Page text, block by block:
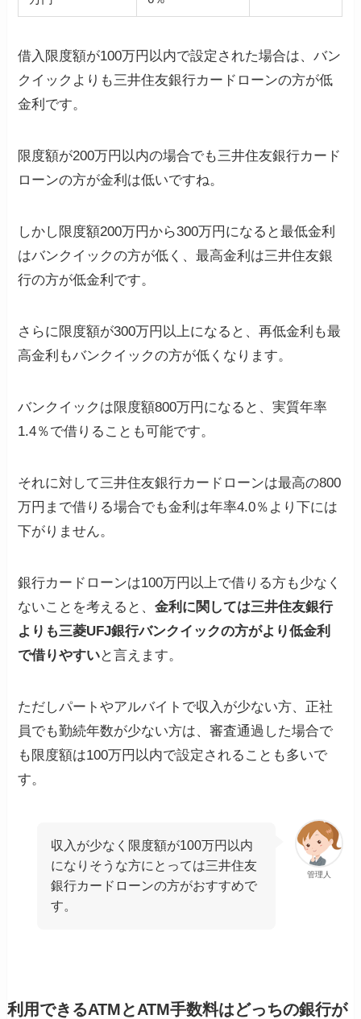
借入限度額が100万円以内で設定された場合は、バン
クイックよりも三井住友銀行カードローンの方が低
金利です。
限度額が200万円以内の場合でも三井住友銀行カード
ローンの方が金利は低いですね。
しかし限度額200万円から300万円になると最低金利
はバンクイックの方が低く、最高金利は三井住友銀
行の方が低金利です。
さらに限度額が300万円以上になると、再低金利も最
高金利もバンクイックの方が低くなります。
バンクイックは限度額800万円になると、実質年率
1.4％で借りることも可能です。
それに対して三井住友銀行カードローンは最高の800
万円まで借りる場合でも金利は年率4.0％より下には
下がりません。
銀行カードローンは100万円以上で借りる方も少なく
ないことを考えると、金利に関しては三井住友銀行
よりも三菱UFJ銀行バンクイックの方がより低金利
で借りやすいと言えます。
ただしパートやアルバイトで収入が少ない方、正社
員でも勤続年数が少ない方は、審査通過した場合で
も限度額は100万円以内で設定されることも多いで
す。
管理人
収入が少なく限度額が100万円以内
になりそうな方にとっては三井住友
銀行カードローンの方がおすすめで
す。
利用できるATMとATM手数料はどっちの銀行が